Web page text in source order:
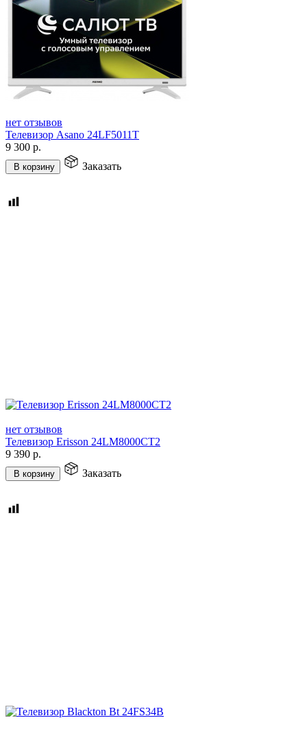
нет отзывов
Телевизор Asano 24LF5011T
9 300 р.
В корзину Заказать
нет отзывов
Телевизор Erisson 24LM8000CT2
9 390 р.
В корзину Заказать